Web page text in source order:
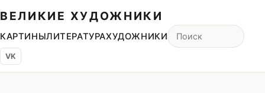
ВЕЛИКИЕ ХУДОЖНИКИ
КАРТИНЫЛИТЕРАТУРАХУДОЖНИКИ
VK